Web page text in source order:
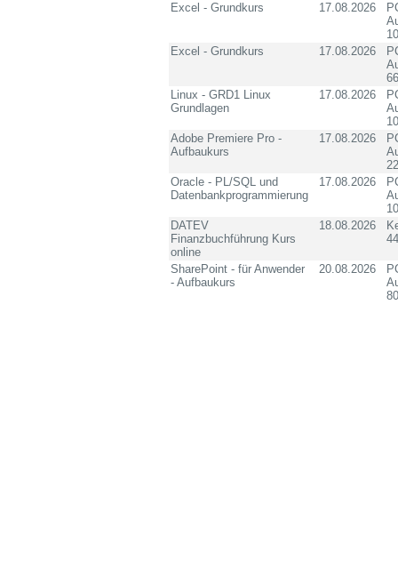
Excel - Grundkurs
17.08.2026
Excel - Grundkurs
17.08.2026
Linux - GRD1 Linux
Grundlagen
17.08.2026
Adobe Premiere Pro -
Aufbaukurs
17.08.2026
Oracle - PL/SQL und
Datenbankprogrammierung
17.08.2026
DATEV
Finanzbuchführung Kurs
online
18.08.2026
SharePoint - für Anwender
- Aufbaukurs
20.08.2026